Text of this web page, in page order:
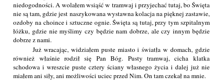
niedogodności. A wolałem wsiąść w tramwaj i przyjechać tutaj, bo Święta
nie są tam, gdzie jest naszykowana wystawna kolacja na pięknej zastawie,
ozdoby na choince i sztuczne ognie. Święta są tutaj, przy tym szpitalnym
łóżku, gdzie nie myślimy czy będzie nam dobrze, ale czy innym będzie
dobrze z nami.
Już wracając, widziałem puste miasto i światła w domach, gdzie
również właśnie rodził się Pan Bóg. Pusty tramwaj, cicha klatka
schodowa i wreszcie puste cztery ściany własnego życia i dalej już nie
miałem ani siły, ani możliwości uciec przed Nim. On tam czekał na mnie.